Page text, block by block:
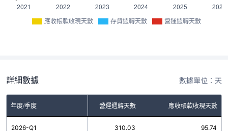
應收帳款收現天數 存貨週轉天數 營運週轉天數
詳細數據 數據單位：天
年度/季度
存貨週轉天數 營運週轉天數 應收帳款收現天數
2026-Q1214.29 310.03 95.74